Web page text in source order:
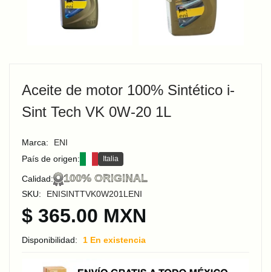
Aceite de motor 100% Sintético i-
Sint Tech VK 0W-20 1L
Marca:
ENI
País de origen:
Italia
Calidad: 100% ORIGINAL
SKU: ENISINTTVK0W201LENI
$ 365.00 MXN
Disponibilidad: 1 En existencia